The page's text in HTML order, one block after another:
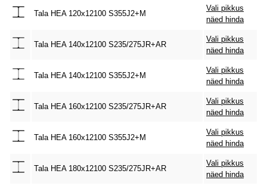
Tala HEA 120x12100 S355J2+M
Vali pikkus
näed hinda
Tala HEA 140x12100 S235/275JR+AR
Vali pikkus
näed hinda
Tala HEA 140x12100 S355J2+M
Vali pikkus
näed hinda
Tala HEA 160x12100 S235/275JR+AR
Vali pikkus
näed hinda
Tala HEA 160x12100 S355J2+M
Vali pikkus
näed hinda
Tala HEA 180x12100 S235/275JR+AR
Vali pikkus
näed hinda